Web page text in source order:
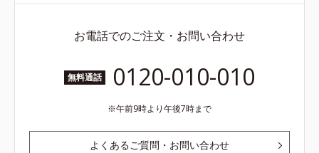
お電話でのご注文・お問い合わせ
無料通話 0120-010-010
午前9時より午後7時まで
よくあるご質問・お問い合わせ